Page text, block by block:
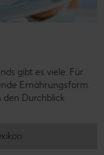
gibt es viele. Für
Ernährungsform.
den Durchblick